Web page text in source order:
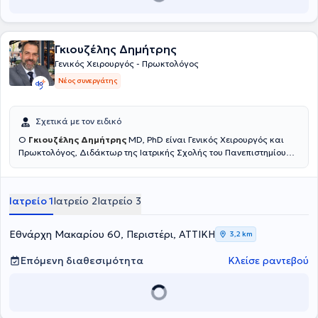
επεμβατικών τεχνικών, καθώς και της European Association for
Endoscopic Surgery.
Γκιουζέλης Δημήτρης
Γενικός Χειρουργός - Πρωκτολόγος
Νέος συνεργάτης
Σχετικά με τον ειδικό
Ο Γκιουζέλης Δημήτρης MD, PhD είναι Γενικός Χειρουργός και
Πρωκτολόγος, Διδάκτωρ της Ιατρικής Σχολής του Πανεπιστημίου
ενημερωθεί για παθήσεις που αφορούν τη Χειρουργική του Πεπτικού
Βουβωνοκήλη, κοιλιοκήλη, ομφαλοκήλη) και πλήθος άλλων
χειρουργικών παθήσεων. Ο Ιατρός Δημήτριος Γκιουζέλης είναι
Διευθυντής της Χειρουργικής Κλινικής στον Όμιλο Ιατρικού Κέντρου
Αθηνών, Κλινική Ψυχικού. Έχει διατελέσει Διευθυντής της
Χειρουργικής Κλινικής της Βιοκλινικής Πειραιά και Επιστημονικός
Συνεργάτης του Χειρουργικού Τμήματος της Βιοκλινικής Αθηνών.
Ελάχιστα Επεμβατική Χειρουργική και στη Χειρουργική Ογκολογία.
Ιατρείο 1Ιατρείο 2Ιατρείο 3
Εθνάρχη Μακαρίου 60, Περιστέρι, ΑΤΤΙΚΗ 3,2 km
Επόμενη διαθεσιμότητα Κλείσε ραντεβού